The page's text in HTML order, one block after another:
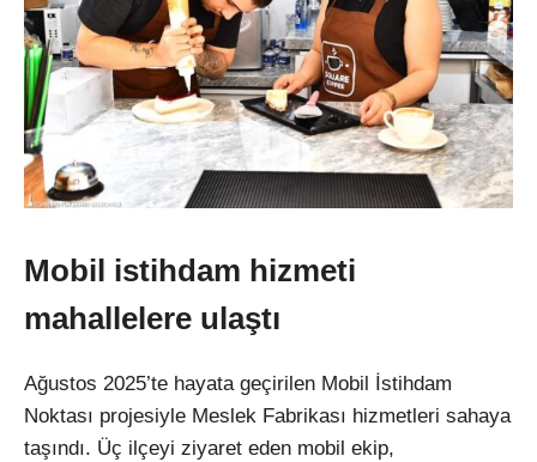
Mobil istihdam hizmeti
mahallelere ulaştı
Ağustos 2025’te hayata geçirilen Mobil
İstihdam
Noktası projesiyle Meslek Fabrikası hizmetleri sahaya
taşındı. Üç ilçeyi ziyaret eden mobil ekip,